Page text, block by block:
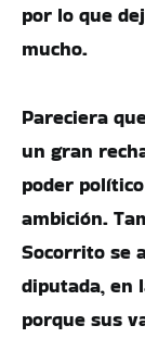
por lo que
mucho.
Pareciera
un gran
poder
ambición.
Socorrito se
diputada, en
porque sus